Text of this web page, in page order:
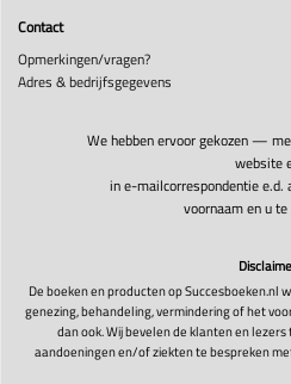
Contact
Opmerkingen/vragen?
Adres & bedrijfsgegevens
We hebben ervoor gekozen —
website
in e-mailcorrespondentie e.d.
voornaam en u
De boeken en producten op Succesboeken.nl
genezing, behandeling, vermindering of het
dan ook. Wij bevelen de klanten en
aandoeningen en/of ziekten te bespreken